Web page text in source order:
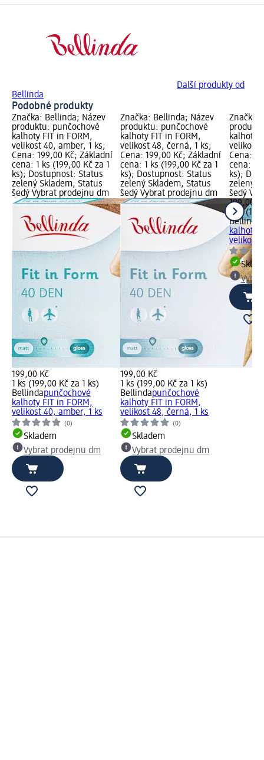
Další produkty od
Bellinda
Podobné produkty
Značka: Bellinda; Název
produktu: punčochové
kalhoty FIT in FORM,
velikost 40, amber, 1 ks;
Cena: 199,00 Kč; Základní
cena: 1 ks (199,00 Kč za 1
ks); Dostupnost: Status
zelený Skladem, Status
šedý Vybrat prodejnu dm
199,00 Kč
1 ks (199,00 Kč za 1 ks)
Bellindapunčochové
kalhoty FIT in FORM,
velikost 40, amber, 1 ks
(0)
Skladem
Vybrat prodejnu dm
Značka: Bellinda; Název
produktu: punčochové
kalhoty FIT in FORM,
velikost 48, černá, 1 ks;
Cena: 199,00 Kč; Základní
cena: 1 ks (199,00 Kč za 1
ks); Dostupnost: Status
zelený Skladem, Status
šedý Vybrat prodejnu dm
199,00 Kč
1 ks (199,00 Kč za 1 ks)
Bellindapunčochové
kalhoty FIT in FORM,
velikost 48, černá, 1 ks
(0)
Skladem
Vybrat prodejnu dm
Značka:
kalhoty
velikost
Cena:
cena: 1
ks);
zelený
šedý
199,00
1 ks
Bellinda
kalhoty
velikost